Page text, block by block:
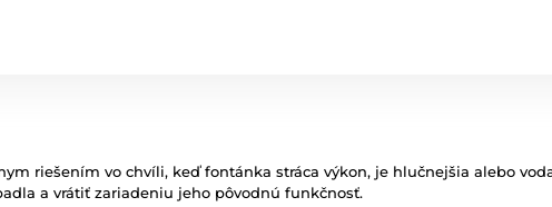
riešením vo chvíli, keď fontánka stráca výkon, je hlučnejšia alebo
a vrátiť zariadeniu jeho pôvodnú funkčnosť.